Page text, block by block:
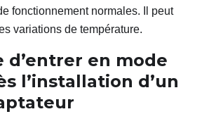
fonctionnement normales. Il peut
variations de température.
d’entrer en mode
l’installation d’un